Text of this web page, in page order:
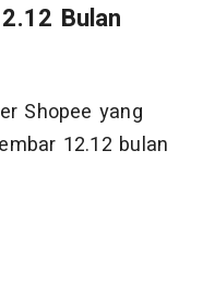
Bulan
Shopee yang
12.12 bulan